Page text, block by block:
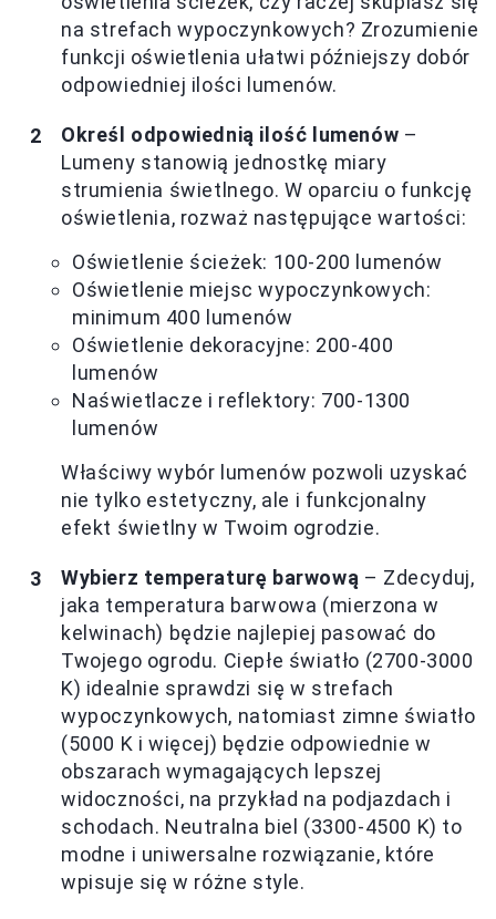
na strefach wypoczynkowych? Zrozumienie
funkcji oświetlenia ułatwi późniejszy dobór
odpowiedniej ilości lumenów.
Określ odpowiednią ilość lumenów –
Lumeny stanowią jednostkę miary
strumienia świetlnego. W oparciu o funkcję
oświetlenia, rozważ następujące wartości:
Oświetlenie ścieżek: 100-200 lumenów
Oświetlenie miejsc wypoczynkowych:
minimum 400 lumenów
Oświetlenie dekoracyjne: 200-400
lumenów
Naświetlacze i reflektory: 700-1300
lumenów
Właściwy wybór lumenów pozwoli uzyskać
nie tylko estetyczny, ale i funkcjonalny
efekt świetlny w Twoim ogrodzie.
Wybierz temperaturę barwową – Zdecyduj,
jaka temperatura barwowa (mierzona w
kelwinach) będzie najlepiej pasować do
Twojego ogrodu. Ciepłe światło (2700-3000
K) idealnie sprawdzi się w strefach
wypoczynkowych, natomiast zimne światło
(5000 K i więcej) będzie odpowiednie w
obszarach wymagających lepszej
widoczności, na przykład na podjazdach i
schodach. Neutralna biel (3300-4500 K) to
modne i uniwersalne rozwiązanie, które
wpisuje się w różne style.